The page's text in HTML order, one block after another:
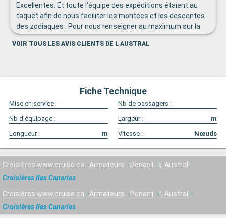
Excellentes. Et toute l’équipe des expéditions étaient au
taquet afin de nous faciliter les montées et les descentes
des zodiaques . Pour nous renseigner au maximum sur la
faune présente De plus les conférences données sur le
bateau étaient très intéressantes.
VOIR TOUS LES AVIS CLIENTS DE L AUSTRAL
Fiche Technique
Mise en service :
Nb de passagers :
Nb d'équipage :
Largeur :
m
Longueur :
m Vitesse : Nœuds
Croisières www.cruise.ca Armateurs Ponant
L Austral
Croisières Iles Canaries
Croisières www.cruise.ca Armateurs Ponant
L Austral
Croisières Iles Canaries